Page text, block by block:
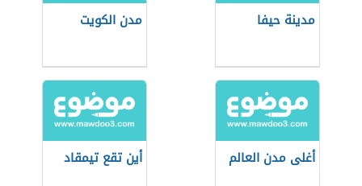
مدينة حيفا مدن الكويت
أغلى مدن العالم أين تقع تيمقاد